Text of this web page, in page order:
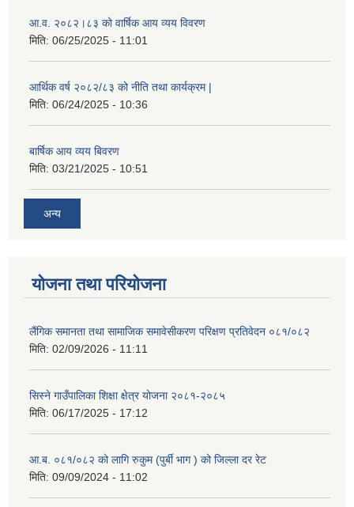
आ.व. २०८२।८३ को वार्षिक आय व्यय विवरण
मिति: 06/25/2025 - 11:01
आर्थिक वर्ष २०८२/८३ को नीति तथा कार्यक्रम |
मिति: 06/24/2025 - 10:36
बार्षिक आय व्यय बिवरण
मिति: 03/21/2025 - 10:51
अन्य
योजना तथा परियोजना
लैंगिक समानता तथा सामाजिक समावेसीकरण परिक्षण प्रतिवेदन ०८१/०८२
मिति: 02/09/2026 - 11:11
सिस्ने गाउँपालिका शिक्षा क्षेत्र योजना २०८१-२०८५
मिति: 06/17/2025 - 17:12
आ.ब. ०८१/०८२ को लागि रुकुम (पुर्बी भाग ) को जिल्ला दर रेट
मिति: 09/09/2024 - 11:02